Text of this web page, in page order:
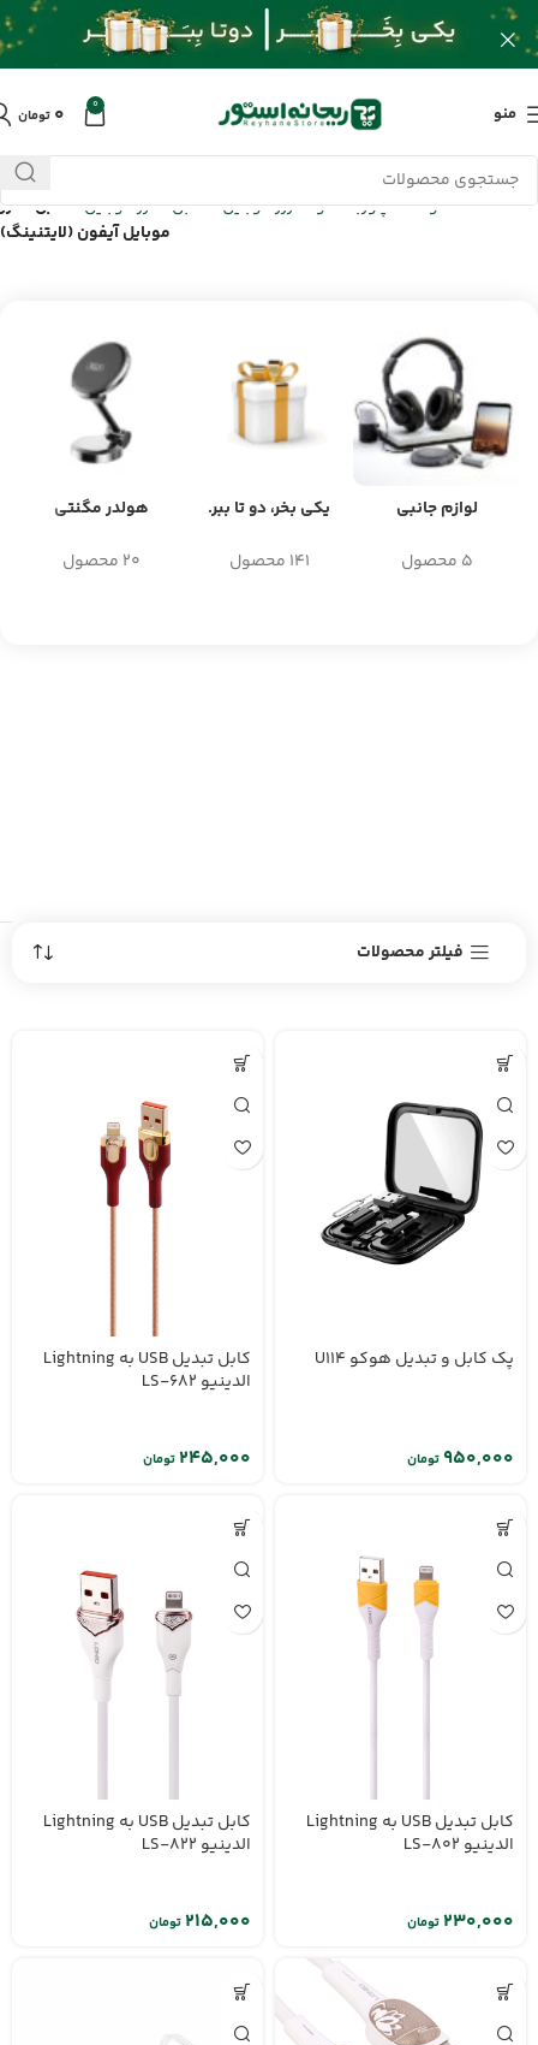
منو 0 ۰ تومان
خانه/محصولات/پاوربانک و شارژر موبایل/کابل شارژ موبایل/کابل شارژ
موبایل آیفون (لایتنینگ)
لوازم جانبی
5 محصول
یکی بخر، دو تا ببر.
141 محصول
هولدر مگنتی
20 محصول
فیلتر محصولات
پک کابل و تبدیل هوکو U114
تومان
کابل تبدیل USB به Lightning
الدینیو LS-682
تومان
کابل تبدیل USB به Lightning
الدینیو LS-802
تومان
کابل تبدیل USB به Lightning
الدینیو LS-822
تومان